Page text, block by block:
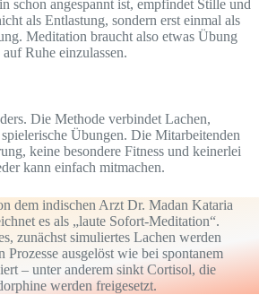
schon angespannt ist, empfindet Stille und
als Entlastung, sondern erst einmal als
Meditation braucht also etwas Übung
Ruhe einzulassen.
Die Methode verbindet Lachen,
Übungen. Die Mitarbeitenden
keine besondere Fitness und keinerlei
kann einfach mitmachen.
dem indischen Arzt Dr. Madan Kataria
es als „laute Sofort-Meditation“.
zunächst simuliertes Lachen werden
Prozesse ausgelöst wie bei spontanem
– unter anderem sinkt Cortisol, die
werden freigesetzt.